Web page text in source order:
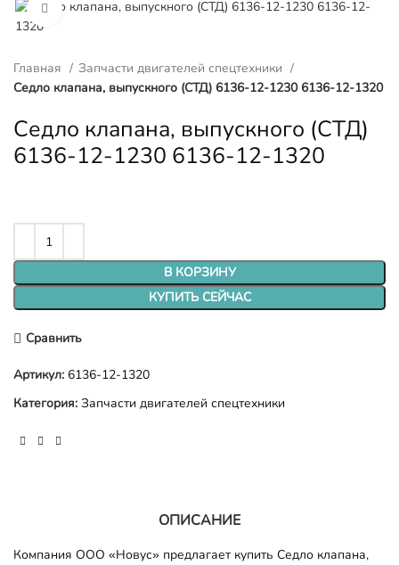
Нажмите, чтобы увеличить
Главная
Запчасти двигателей спецтехники
Седло клапана, выпускного (СТД) 6136-12-1230 6136-12-1320
Седло клапана, выпускного (СТД)
6136-12-1230 6136-12-1320
В КОРЗИНУ
КУПИТЬ СЕЙЧАС
Сравнить
Артикул: 6136-12-1320
Категория: Запчасти двигателей спецтехники
ОПИСАНИЕ
Компания ООО «Новус» предлагает купить Седло клапана,